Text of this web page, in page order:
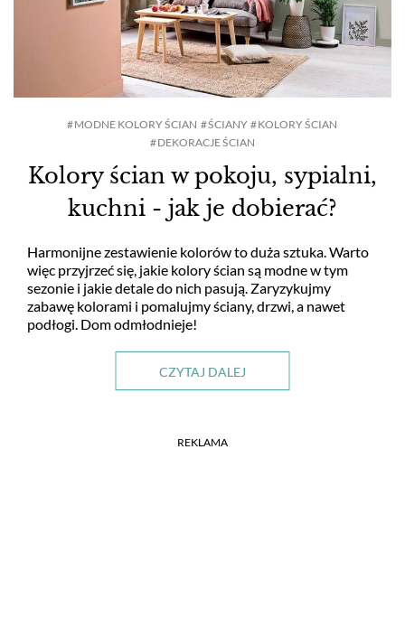
Kolory ścian w pokoju, sypialni,
kuchni - jak je dobierać?
Harmonijne zestawienie kolorów to duża sztuka. Warto
więc przyjrzeć się, jakie kolory ścian są modne w tym
sezonie i jakie detale do nich pasują. Zaryzykujmy
zabawę kolorami i pomalujmy ściany, drzwi, a nawet
podłogi. Dom odmłodnieje!
CZYTAJ DALEJ
MODNE KOLORY ŚCIAN ŚCIANY
KOLORY ŚCIAN
DEKORACJE ŚCIAN
REKLAMA